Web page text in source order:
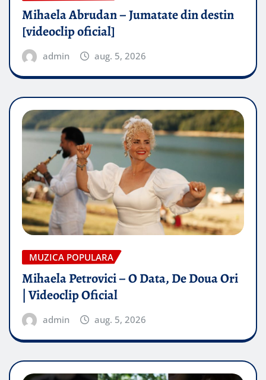
Mihaela Abrudan – Jumatate din destin
[videoclip oficial]
admin aug. 5, 2026
MUZICA POPULARA
Mihaela Petrovici – O Data, De Doua Ori
| Videoclip Oficial
admin aug. 5, 2026